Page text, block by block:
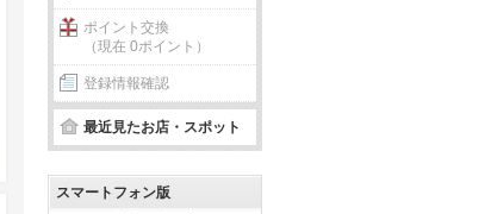
ポイント交換
（現在 0ポイント）
登録情報確認
最近見たお店・スポット
スマートフォン版